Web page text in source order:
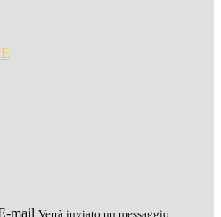
mail Verrà inviato un messaggio